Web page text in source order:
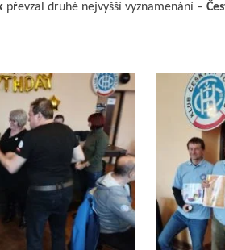
převzal druhé nejvyšší vyznamenání –